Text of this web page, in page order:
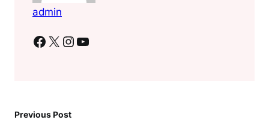
admin
Facebook X Instagram YouTube
Previous Post